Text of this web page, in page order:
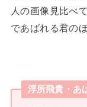
人の画像見比べ
であばれる君の
浮所飛貴・あ